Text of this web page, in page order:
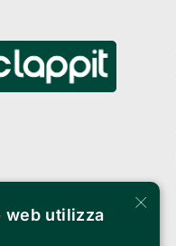
×
web utilizza